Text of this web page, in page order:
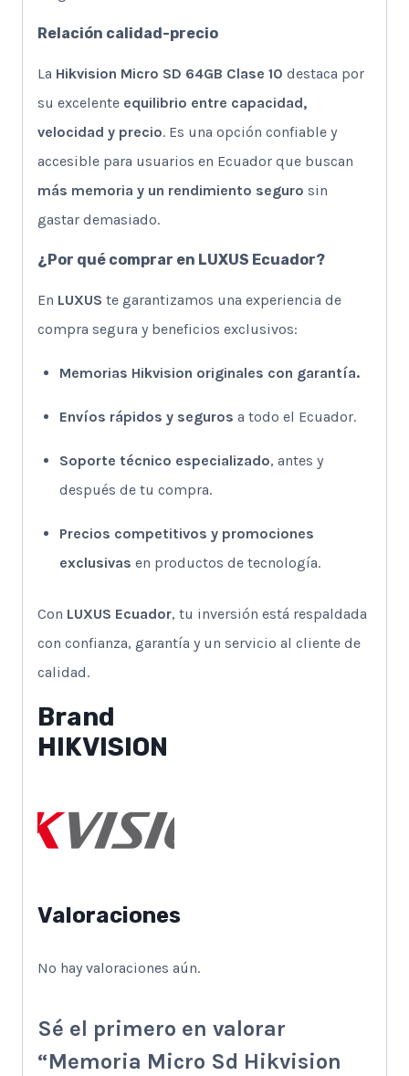
Relación calidad-precio
La Hikvision Micro SD 64GB Clase 10 destaca por
su excelente equilibrio entre capacidad,
velocidad y precio. Es una opción confiable y
accesible para usuarios en Ecuador que buscan
más memoria y un rendimiento seguro sin
gastar demasiado.
¿Por qué comprar en LUXUS Ecuador?
En LUXUS te garantizamos una experiencia de
compra segura y beneficios exclusivos:
Memorias Hikvision originales con garantía.
Envíos rápidos y seguros a todo el Ecuador.
Soporte técnico especializado, antes y
después de tu compra.
Precios competitivos y promociones
exclusivas en productos de tecnología.
Con LUXUS Ecuador, tu inversión está respaldada
con confianza, garantía y un servicio al cliente de
calidad.
Brand
HIKVISION
Valoraciones
No hay valoraciones aún.
Sé el primero en valorar
“Memoria Micro Sd Hikvision